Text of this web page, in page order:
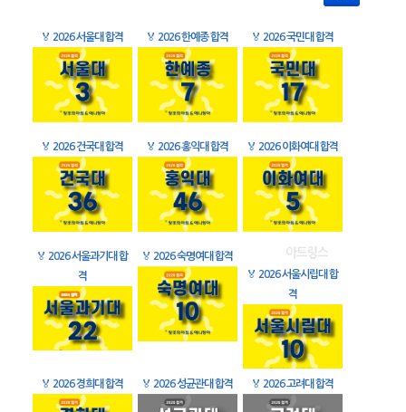
🏅 2026 서울대 합격 🏅 2026 한예종 합격 🏅 2026 국민대 합격
🏅 2026 건국대 합격 🏅 2026 홍익대 합격 🏅 2026 이화여대 합격
🏅 2026 서울과기대 합
격
🏅 2026 숙명여대 합격
🏅 2026 서울시립대 합
격
🏅 2026 경희대 합격 🏅 2026 성균관대 합격 🏅 2026 고려대 합격